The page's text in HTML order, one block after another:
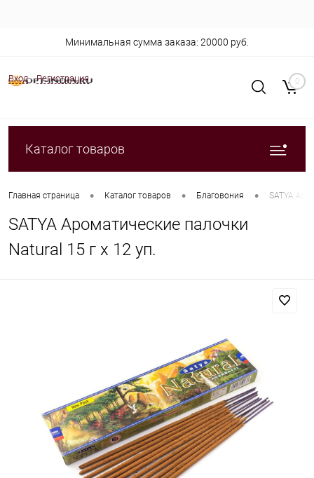
Вход Регистрация
Минимальная сумма заказа: 20000 руб.
0
Каталог товаров
Главная страница • Каталог товаров • Благовония • SATYA
SATYA Ароматические палочки
Natural 15 г х 12 уп.